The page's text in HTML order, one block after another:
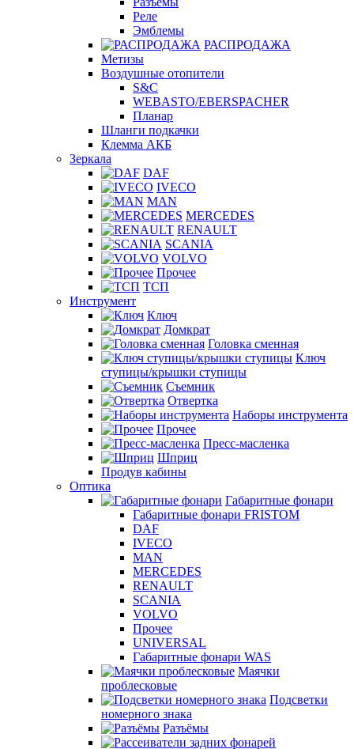
Реле
Эмблемы
РАСПРОДАЖА
Метизы
Воздушные отопители
S&C
WEBASTO/EBERSPACHER
Планар
Шланги подкачки
Клемма АКБ
Зеркала
DAF
IVECO
MAN
MERCEDES
RENAULT
SCANIA
VOLVO
Прочее
ТСП
Инструмент
Ключ
Домкрат
Головка сменная
Ключ
ступицы/крышки ступицы
Съемник
Отвертка
Наборы инструмента
Прочее
Пресс-масленка
Шприц
Продув кабины
Оптика
Габаритные фонари
Габаритные фонари FRISTOM
DAF
IVECO
MAN
MERCEDES
RENAULT
SCANIA
VOLVO
Прочее
UNIVERSAL
Габаритные фонари WAS
Маячки
проблесковые
Подсветки
номерного знака
Разъёмы